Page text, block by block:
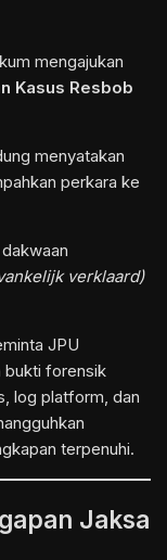
mengajukan
Kasus Resbob
menyatakan
perkara ke
verklaard)
JPU
bukti forensik
log platform, dan
terpenuhi.
Jaksa